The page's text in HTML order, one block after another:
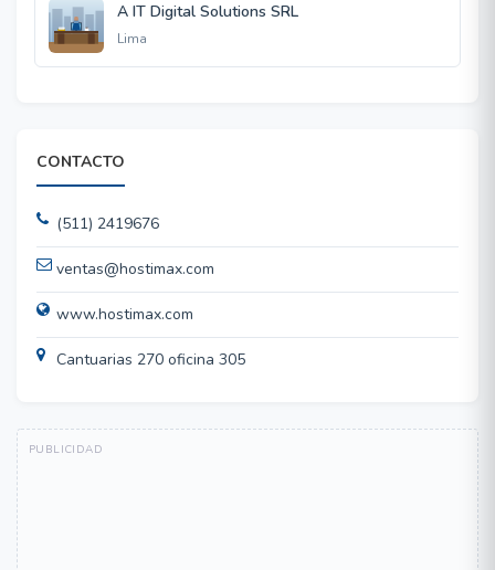
A IT Digital Solutions SRL
Lima
CONTACTO
(511) 2419676
ventas@hostimax.com
www.hostimax.com
Cantuarias 270 oficina 305